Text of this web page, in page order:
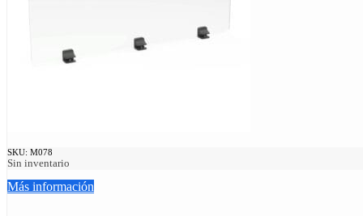
SKU: M078
Sin inventario
Más información